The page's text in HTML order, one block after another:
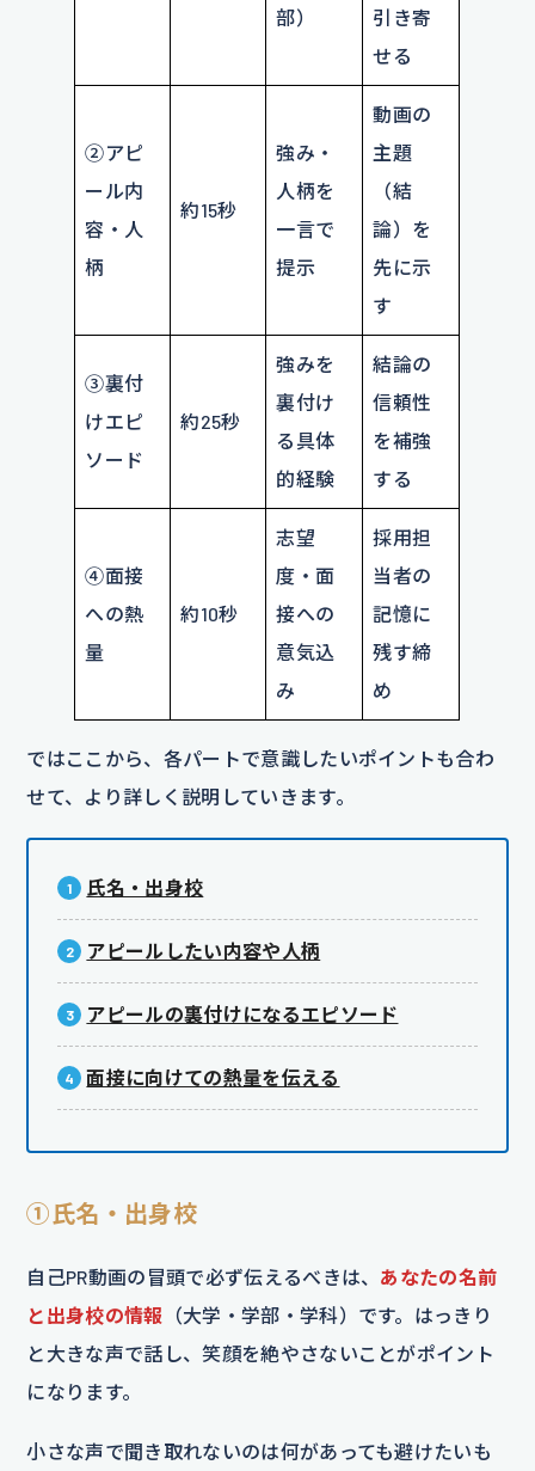
部）
引き寄
せる
②アピ
ール内
容・人
柄
約15秒
強み・
人柄を
一言で
提示
動画の
主題
（結
論）を
先に示
す
③裏付
けエピ
ソード
約25秒
強みを
裏付け
る具体
的経験
結論の
信頼性
を補強
する
④面接
への熱
量
約10秒
志望
度・面
接への
意気込
み
採用担
当者の
記憶に
残す締
め
ではここから、各パートで意識したいポイントも合わ
せて、より詳しく説明していきます。
氏名・出身校
アピールしたい内容や人柄
アピールの裏付けになるエピソード
面接に向けての熱量を伝える
①氏名・出身校
自己PR動画の冒頭で必ず伝えるべきは、 あなたの名前
と出身校の情報 （大学・学部・学科）です。はっきり
と大きな声で話し、笑顔を絶やさないことがポイント
になります。
小さな声で聞き取れないのは何があっても避けたいも